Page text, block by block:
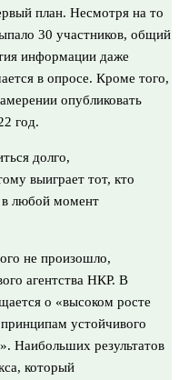
план. Несмотря на то
30 участников, общий
информации даже
в опросе. Кроме того,
опубликовать
год.
долго,
выиграет тот, кто
в любой момент
не произошло,
агентства НКР. В
о «высоком росте
устойчивого
Наибольших результатов
который